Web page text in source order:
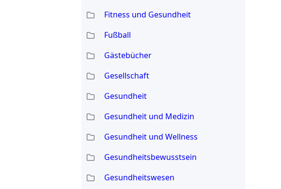
Fitness und Gesundheit
Fußball
Gästebücher
Gesellschaft
Gesundheit
Gesundheit und Medizin
Gesundheit und Wellness
Gesundheitsbewusstsein
Gesundheitswesen